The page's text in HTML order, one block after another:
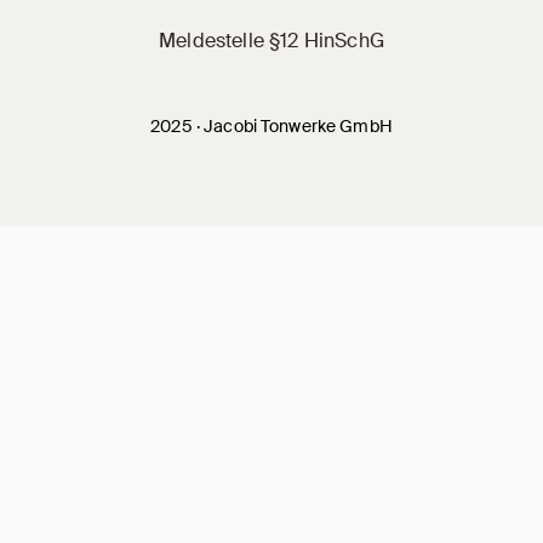
2025 · Jacobi Tonwerke GmbH
Meldestelle §12 HinSchG